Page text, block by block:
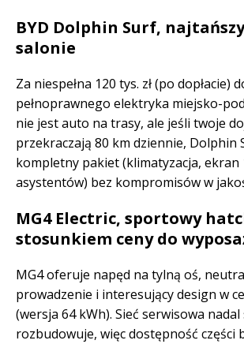
BYD Dolphin Surf,
salonie
Za niespełna 120 tys. zł (po dopłacie)
pełnoprawnego elektryka miejsko-
nie jest auto na trasy, ale jeśli twoje
przekraczają 80 km dziennie, Dolphin
kompletny pakiet (klimatyzacja, ekran
asystentów) bez kompromisów w
MG4 Electric, sportowy
stosunkiem ceny do
MG4 oferuje napęd na tylną oś,
prowadzenie i interesujący design w
(wersja 64 kWh). Sieć serwisowa nadal
rozbudowuje, więc dostępność części